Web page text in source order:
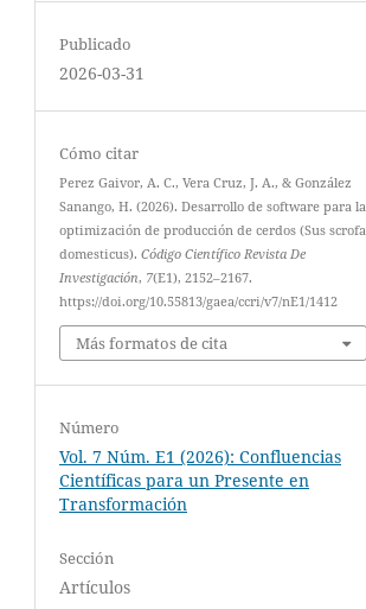
Publicado
2026-03-31
Cómo citar
Perez Gaivor, A. C., Vera Cruz, J. A., & González
Sanango, H. (2026). Desarrollo de software para la
optimización de producción de cerdos (Sus scrofa
domesticus).Código Científico Revista De
Investigación, 7(E1), 2152–2167.
https://doi.org/10.55813/gaea/ccri/v7/nE1/1412
Más formatos de cita
Número
Vol. 7 Núm. E1 (2026): Confluencias
Científicas para un Presente en
Transformación
Sección
Artículos